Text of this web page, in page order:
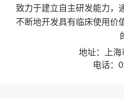
致力于建立自主研发能力，
不断地开发具有临床使用价
地址：上海
电话：